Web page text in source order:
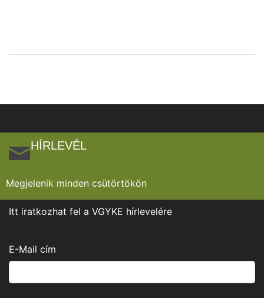
HÍRLEVÉL
Megjelenik minden csütörtökön
Itt iratkozhat fel a VGYKE hírlevelére
E-Mail cím